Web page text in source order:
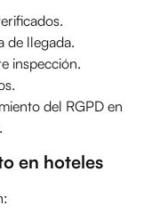
de llegada.
inspección.
del RGPD en
en hoteles